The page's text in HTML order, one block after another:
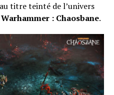
titre teinté de l’univers
Warhammer : Chaosbane.